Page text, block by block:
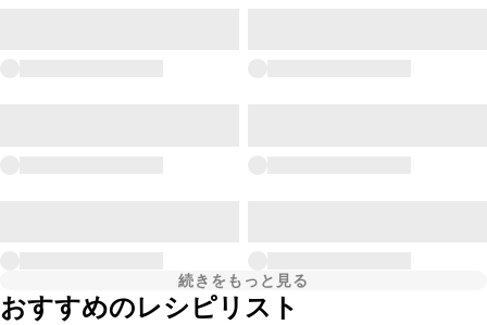
続きをもっと見る
おすすめのレシピリスト